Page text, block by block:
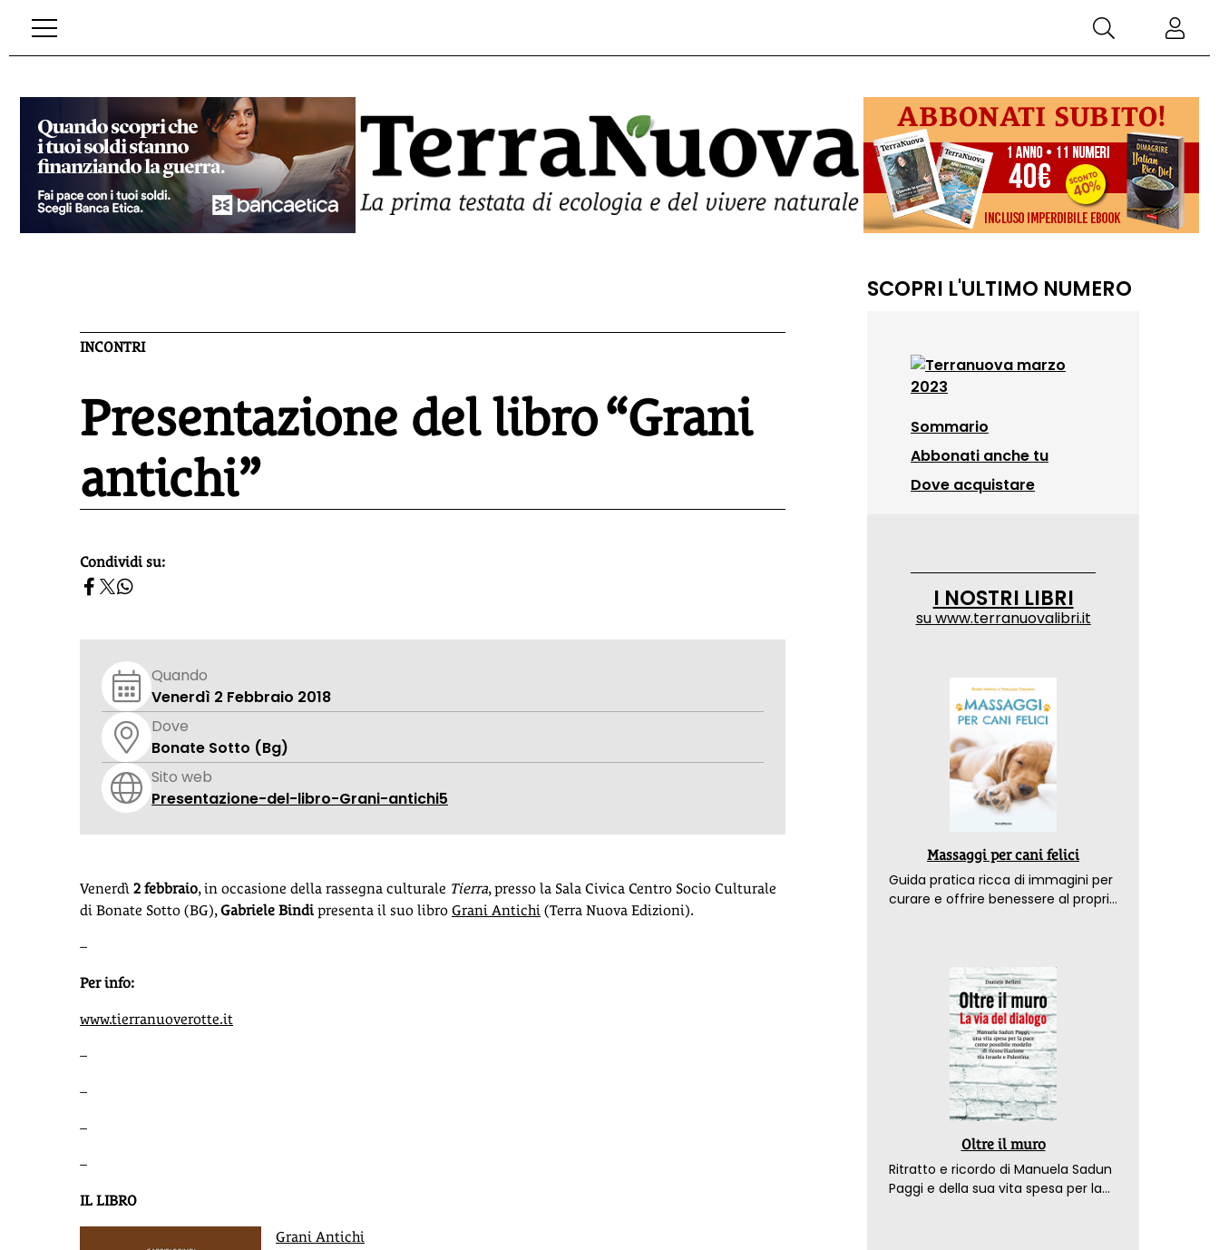
INCONTRI
Presentazione del libro “Grani
antichi”
homepage h2
Condividi su:
Quando
Venerdì 2 Febbraio 2018
Dove
Bonate Sotto (Bg)
Sito web
Presentazione-del-libro-Grani-antichi5
Venerdì 2 febbraio, in occasione della rassegna culturale Tierra, presso la Sala Civica Centro Socio Culturale
di Bonate Sotto (BG),Gabriele Bindi presenta il suo libro Grani Antichi (Terra Nuova Edizioni).
–
Per info:
www.tierranuoverotte.it
–
–
–
–
IL LIBRO
Grani Antichi
SCOPRI L'ULTIMO NUMERO
Sommario
Abbonati anche tu
Dove acquistare
I NOSTRI LIBRI
suwww.terranuovalibri.it
Massaggi per cani felici
Guida pratica ricca di immagini per
curare e offrire benessere al proprio
Oltre il muro
Ritratto e ricordo di Manuela Sadun
Paggi e della sua vita spesa per la